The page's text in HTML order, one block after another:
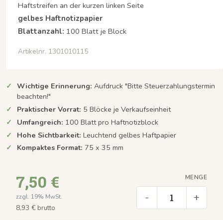
Haftstreifen an der kurzen linken Seite
gelbes Haftnotizpapier
Blattanzahl: 100 Blatt je Block
Artikelnr. 1301010115
Wichtige Erinnerung: Aufdruck "Bitte Steuerzahlungstermin
beachten!"
Praktischer Vorrat: 5 Blöcke je Verkaufseinheit
Umfangreich: 100 Blatt pro Haftnotizblock
Hohe Sichtbarkeit: Leuchtend gelbes Haftpapier
Kompaktes Format: 75 x 35 mm
7,50 €
zzgl. 19% MwSt.
8,93 € brutto
MENGE
- +